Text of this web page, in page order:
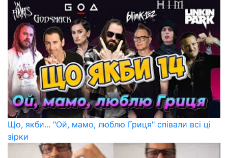
Що, якби... "Ой, мамо, люблю Гриця" співали всі ці
зірки